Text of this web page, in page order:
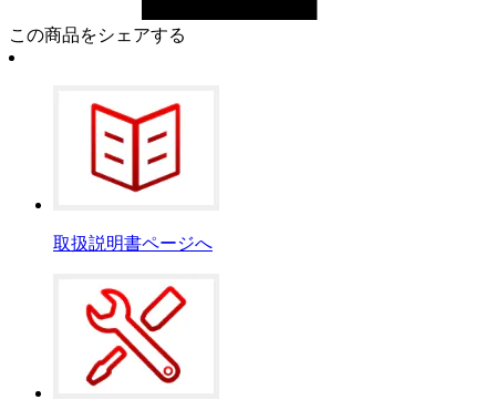
この商品をシェアする
取扱説明書ページへ